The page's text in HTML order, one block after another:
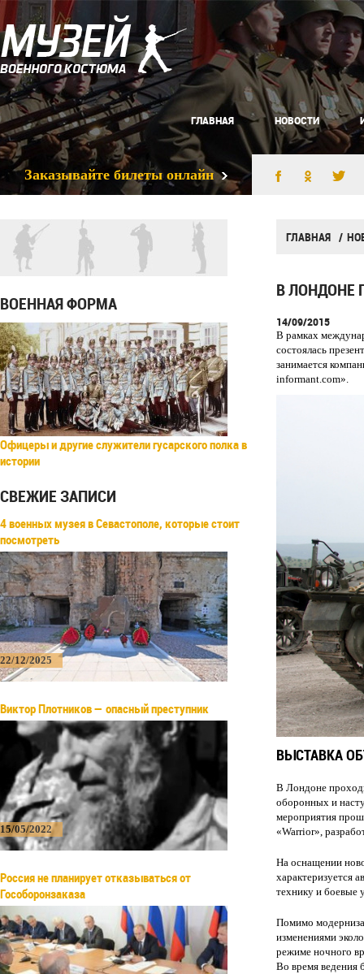
ГЛАВНАЯ НОВОСТИ
Заказывайте билеты онлайн
ВОЕННАЯ ФОРМА
Офицеры и другие служители гусарского полка в
истории
СВЕЖИЕ ЗАПИСИ
4 военных музея в Севастополе, которые стоит
посмотреть
22/12/2025
Виктор Плотников — опасный преступник
15/05/2022
Россия не планирует отказываться от
Гособоронзаказа
ГЛАВНАЯ
В ЛОНДОНЕ
14/09/2015
В рамках
состоялась
занимается
informant.com».
ВЫСТАВКА
В Лондоне
оборонных и
мероприятия
«Warrior»,
На оснащении
характеризуется
технику и боевые
Помимо
изменениями
режиме ночного
Во время ведения